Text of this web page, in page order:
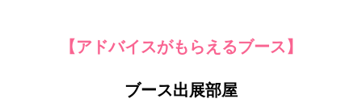
【アドバイスがもらえるブース】
ブース出展部屋